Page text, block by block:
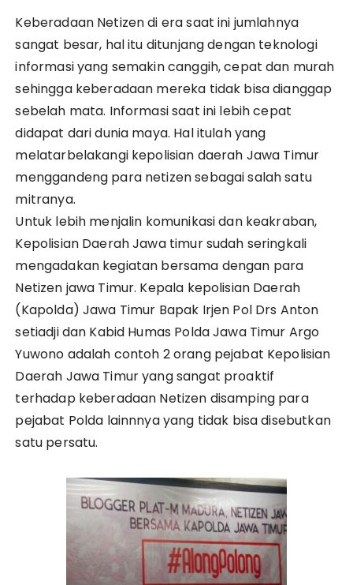
Keberadaan Netizen di era saat ini jumlahnya
sangat besar, hal itu ditunjang dengan teknologi
informasi yang semakin canggih, cepat dan murah
sehingga keberadaan mereka tidak bisa dianggap
sebelah mata. Informasi saat ini lebih cepat
didapat dari dunia maya. Hal itulah yang
melatarbelakangi kepolisian daerah Jawa Timur
menggandeng para netizen sebagai salah satu
mitranya.
Untuk lebih menjalin komunikasi dan keakraban,
Kepolisian Daerah Jawa timur sudah seringkali
mengadakan kegiatan bersama dengan para
Netizen jawa Timur. Kepala kepolisian Daerah
(Kapolda) Jawa Timur Bapak Irjen Pol Drs Anton
setiadji dan Kabid Humas Polda Jawa Timur Argo
Yuwono adalah contoh 2 orang pejabat Kepolisian
Daerah Jawa Timur yang sangat proaktif
terhadap keberadaan Netizen disamping para
pejabat Polda lainnnya yang tidak bisa disebutkan
satu persatu.